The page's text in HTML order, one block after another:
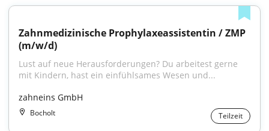
Zahnmedizinische Prophylaxeassistentin / ZMP
(m/w/d)
Lust auf neue Herausforderungen? Du arbeitest gerne
mit Kindern, hast ein einfühlsames Wesen und...
zahneins GmbH
Bocholt Teilzeit